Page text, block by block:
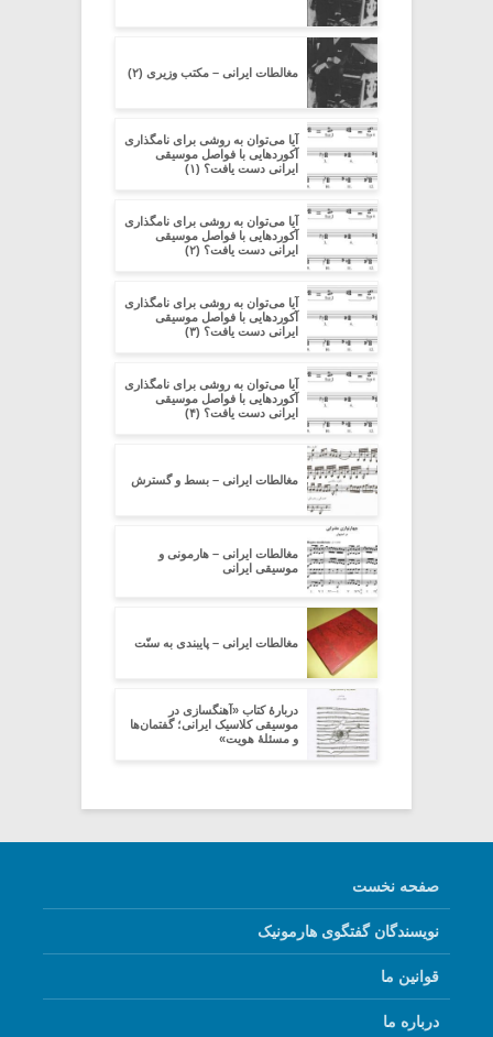
مغالطات ایرانی – مکتب وزیری (۲)
آیا می‌توان به روشی برای نامگذاری
آکوردهایی با فواصل موسیقی
ایرانی دست یافت؟ (۱)
آیا می‌توان به روشی برای نامگذاری
آکوردهایی با فواصل موسیقی
ایرانی دست یافت؟ (۲)
آیا می‌توان به روشی برای نامگذاری
آکوردهایی با فواصل موسیقی
ایرانی دست یافت؟ (۳)
آیا می‌توان به روشی برای نامگذاری
آکوردهایی با فواصل موسیقی
ایرانی دست یافت؟ (۴)
مغالطات ایرانی – بسط و گسترش
مغالطات ایرانی – هارمونی و
موسیقی ایرانی
مغالطات ایرانی – پایبندی به سنّت
دربارۀ کتاب «آهنگسازی در
موسیقی کلاسیک ایرانی؛ گفتمان‌ها
و مسئلۀ هویت»
صفحه نخست
نویسندگان گفتگوی هارمونیک
قوانین ما
درباره ما